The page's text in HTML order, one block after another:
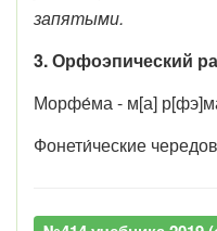
запятыми.
3. Орфоэпический
Морфе́ма - м[а]
Фонети́ческие